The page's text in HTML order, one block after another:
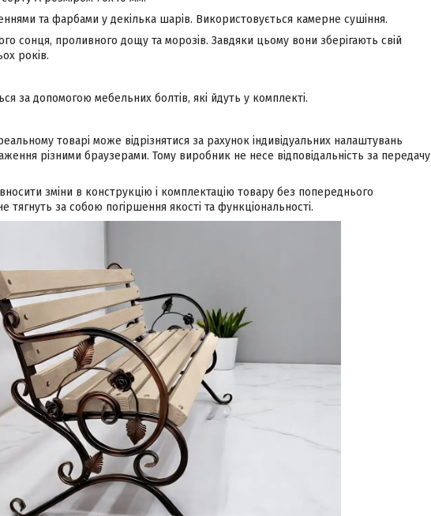
та фарбами у декілька шарів. Використовується камерне сушіння.
сонця, проливного дощу та морозів. Завдяки цьому вони зберігають свій
років.
за допомогою мебельних болтів, які йдуть у комплекті.
товарі може відрізнятися за рахунок індивідуальних налаштувань
різними браузерами. Тому виробник не несе відповідальність за передачу
зміни в конструкцію і комплектацію товару без попереднього
тягнуть за собою погіршення якості та функціональності.